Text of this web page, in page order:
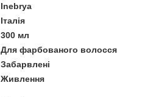
Inebrya
Італія
300 мл
Для фарбованого волосся
Забарвлені
Живлення